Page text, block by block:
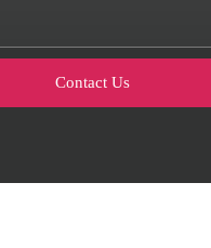
Contact Us